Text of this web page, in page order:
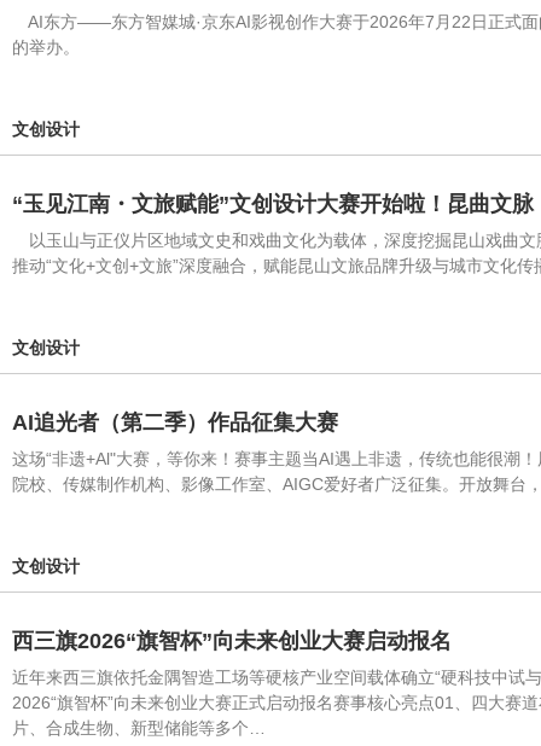
AI东方——东方智媒城·京东AI影视创作大赛于2026年7月22日正式
的举办。
文创设计
“玉见江南・文旅赋能”文创设计大赛开始啦！昆曲文
以玉山与正仪片区地域文史和戏曲文化为载体，深度挖掘昆山戏曲
推动“文化+文创+文旅”深度融合，赋能昆山文旅品牌升级与城市文
文创设计
AI追光者（第二季）作品征集大赛
这场“非遗+Al"大赛，等你来！赛事主题当AI遇上非遗，传统也能很潮
院校、传媒制作机构、影像工作室、AIGC爱好者广泛征集。开放舞
文创设计
西三旗2026“旗智杯”向未来创业大赛启动报名
近年来西三旗依托金隅智造工场等硬核产业空间载体确立“硬科技中试
2026“旗智杯”向未来创业大赛正式启动报名赛事核心亮点01、四大
片、合成生物、新型储能等多个…